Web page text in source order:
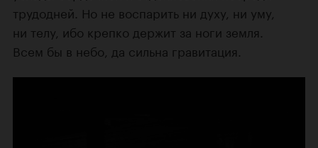
трудодней. Но не воспарить ни духу, ни уму,
ни телу, ибо крепко держит за ноги земля.
Всем бы в небо, да сильна гравитация.